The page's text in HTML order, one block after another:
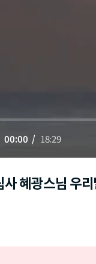
00:00 18:29
혜광스님 우